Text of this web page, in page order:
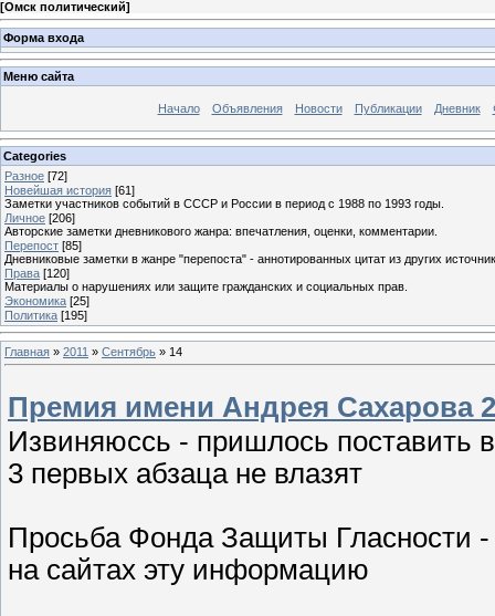
[Омск политический]
Форма входа
Меню сайта
Начало Объявления Новости Публикации Дневник
Categories
Разное [72]
Новейшая история [61]
Заметки участников событий в СССР и России в период с 1988 по 1993 годы.
Личное [206]
Авторские заметки дневникового жанра: впечатления, оценки, комментарии.
Перепост [85]
Дневниковые заметки в жанре "перепоста" - аннотированных цитат из других
Права [120]
Материалы о нарушениях или защите гражданских и социальных прав.
Экономика [25]
Политика [195]
Главная » 2011 » Сентябрь » 14
Премия имени Андрея Сахарова
Извиняюссь - пришлось поставить
3 первых абзаца не влазят
Просьба Фонда Защиты Гласности -
на сайтах эту информацию